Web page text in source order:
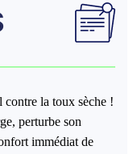
la toux sèche !
perturbe son
immédiat de